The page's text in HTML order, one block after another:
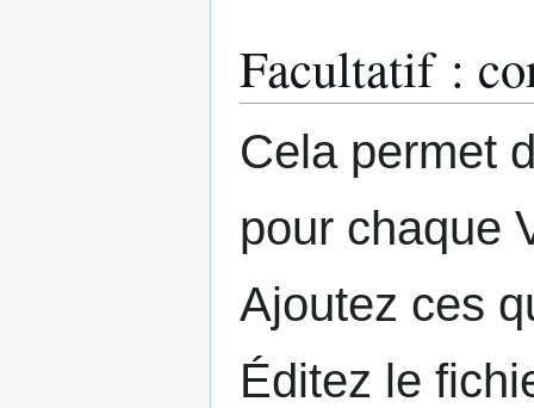
Facultatif :
Cela permet
pour chaque
Ajoutez ces
Éditez le